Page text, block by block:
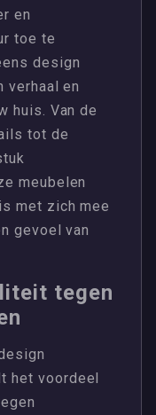
en
toe te
design
en
huis. Van de
tot de
meubelen
met zich mee
gevoel van
tegen
het voordeel